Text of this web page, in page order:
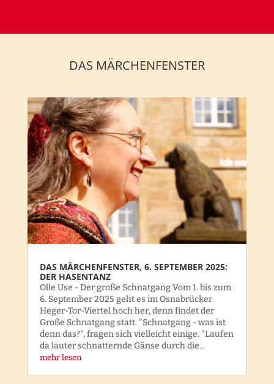
DAS MÄRCHENFENSTER
DAS MÄRCHENFENSTER, 6. SEPTEMBER 2025:
DER HASENTANZ
Olle Use - Der große Schnatgang Vom 1. bis zum
6. September 2025 geht es im Osnabrücker
Heger-Tor-Viertel hoch her, denn findet der
Große Schnatgang statt. "Schnatgang - was ist
denn das?", fragen sich vielleicht einige. "Laufen
da lauter schnatternde Gänse durch die...
mehr lesen